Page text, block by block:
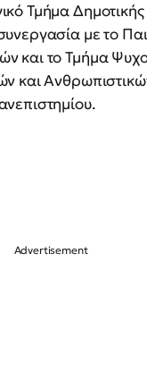
Τμήμα Δημοτικής
με το
και το Τμήμα
και